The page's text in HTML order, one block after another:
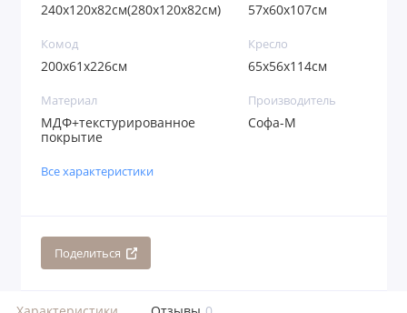
240х120х82см(280х120х82см) 57х60х107см
Комод
200х61х226см
Кресло
65х56х114см
Материал
МДФ+текстурированное
покрытие
Производитель
Софа-М
Все характеристики
Поделиться